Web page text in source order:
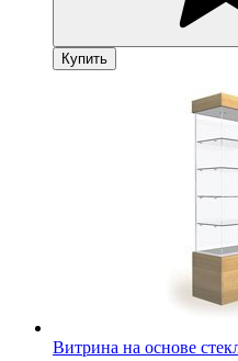
Купить
Витрина на основе